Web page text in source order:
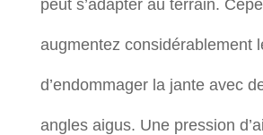
peut s’adapter au terrain.
augmentez considérablement
d’endommager la jante avec
angles aigus. Une pression